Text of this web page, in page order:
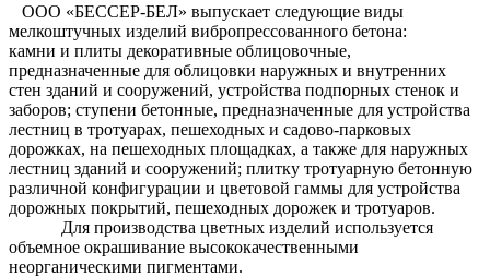
ООО «БЕССЕР-БЕЛ» выпускает следующие виды
мелкоштучных изделий вибропрессованного бетона:
камни и плиты декоративные облицовочные,
предназначенные для облицовки наружных и внутренних
стен зданий и сооружений, устройства подпорных стенок и
заборов; ступени бетонные, предназначенные для устройства
лестниц в тротуарах, пешеходных и садово-парковых
дорожках, на пешеходных площадках, а также для наружных
лестниц зданий и сооружений; плитку тротуарную бетонную
различной конфигурации и цветовой гаммы для устройства
дорожных покрытий, пешеходных дорожек и тротуаров.
Для производства цветных изделий используется
объемное окрашивание высококачественными
неорганическими пигментами.